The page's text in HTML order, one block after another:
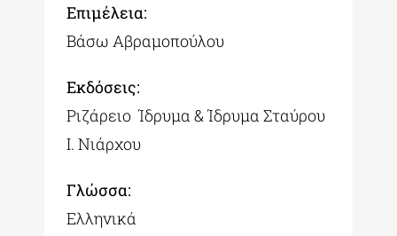
Επιμέλεια:
Βάσω Αβραμοπούλου
Εκδόσεις:
Ριζάρειο Ίδρυμα & Ίδρυμα Σταύρου
Ι. Νιάρχου
Γλώσσα:
Ελληνικά